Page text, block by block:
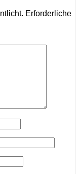
Erforderliche